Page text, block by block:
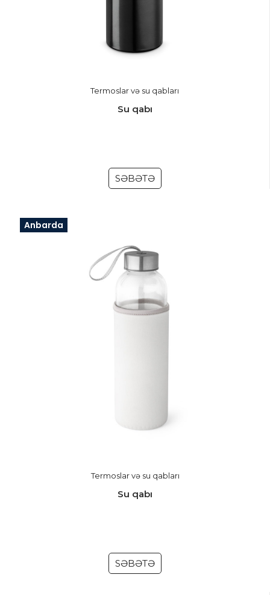
Termoslar və su qabları
Su qabı
SƏBƏTƏ
Anbarda
Termoslar və su qabları
Su qabı
SƏBƏTƏ